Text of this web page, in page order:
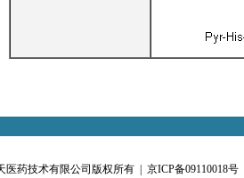
医药技术有限公司版权所有 | 京ICP备09110018号